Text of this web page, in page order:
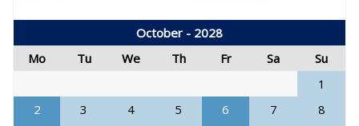
October - 2028
Mo
Tu We Th Fr Sa
Su
1
2
3 4 5 6 7
8